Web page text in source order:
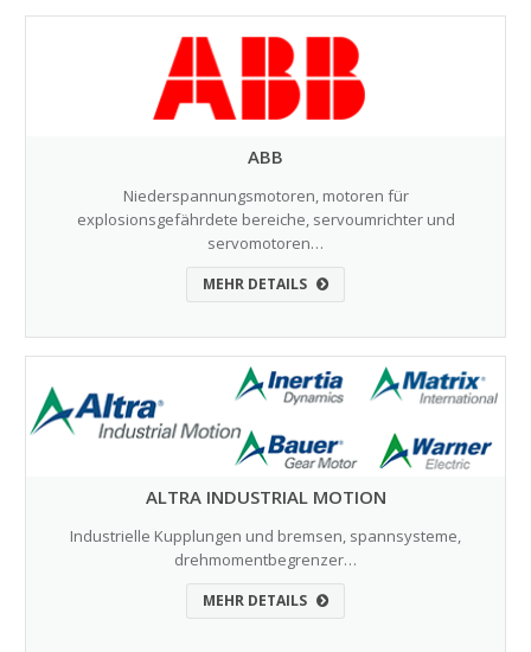
ABB
Niederspannungsmotoren, motoren für
explosionsgefährdete bereiche, servoumrichter und
servomotoren…
MEHR DETAILS
ALTRA INDUSTRIAL MOTION
Industrielle Kupplungen und bremsen, spannsysteme,
drehmomentbegrenzer…
MEHR DETAILS